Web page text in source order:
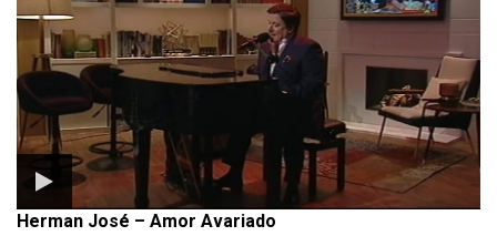
Herman José – Amor Avariado